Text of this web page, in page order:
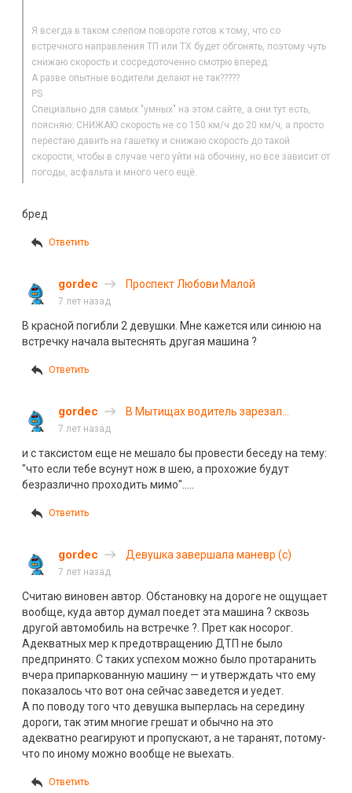
Я всегда в таком слепом повороте готов к тому, что со
встречного направления ТП или ТХ будет обгонять, поэтому чуть
снижаю скорость и сосредоточенно смотрю вперед.
А разве опытные водители делают не так?????
PS
Специально для самых "умных" на этом сайте, а они тут есть,
поясняю: СНИЖАЮ скорость не со 150 км/ч до 20 км/ч, а просто
перестаю давить на гашетку и снижаю скорость до такой
скорости, чтобы в случае чего уйти на обочину, но все зависит от
погоды, асфальта и много чего ещё.
бред
Ответить
gordec Проспект Любови Малой
7 лет назад
В красной погибли 2 девушки. Мне кажется или синюю на
встречку начала вытеснять другая машина ?
Ответить
gordec
В Мытищах водитель зарезал
7 лет назад
и с таксистом еще не мешало бы провести беседу на тему:
"что если тебе всунут нож в шею, а прохожие будут
безразлично проходить мимо"…..
Ответить
gordec Девушка завершала маневр (с)
7 лет назад
Считаю виновен автор. Обстановку на дороге не ощущает
вообще, куда автор думал поедет эта машина ? сквозь
другой автомобиль на встречке ?. Прет как носорог.
Адекватных мер к предотвращению ДТП не было
предпринято. С таких успехом можно было протаранить
вчера припаркованную машину — и утверждать что ему
показалось что вот она сейчас заведется и уедет.
А по поводу того что девушка выперлась на середину
дороги, так этим многие грешат и обычно на это
адекватно реагируют и пропускают, а не таранят, потому-
что по иному можно вообще не выехать.
Ответить